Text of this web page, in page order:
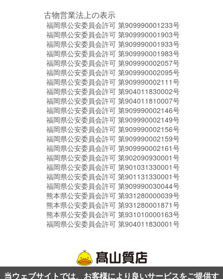
古物営業法上の表示
福岡県公安委員会許可 第909990001233号
福岡県公安委員会許可 第909990001903号
福岡県公安委員会許可 第909990001933号
福岡県公安委員会許可 第909990001983号
福岡県公安委員会許可 第909990002057号
福岡県公安委員会許可 第909990002095号
福岡県公安委員会許可 第909990002111号
福岡県公安委員会許可 第904011830002号
福岡県公安委員会許可 第904011810007号
福岡県公安委員会許可 第909990002146号
福岡県公安委員会許可 第909990002149号
福岡県公安委員会許可 第909990002156号
福岡県公安委員会許可 第909990002159号
福岡県公安委員会許可 第909990002161号
福岡県公安委員会許可 第902090930001号
福岡県公安委員会許可 第901031330001号
福岡県公安委員会許可 第901131330001号
福岡県公安委員会許可 第909990030044号
熊本県公安委員会許可 第931280000039号
熊本県公安委員会許可 第931280001871号
熊本県公安委員会許可 第931010000163号
福岡県公安委員会許可 第904011830001号
当ウェブサイトでは、お客様により良いサービスをご提供す